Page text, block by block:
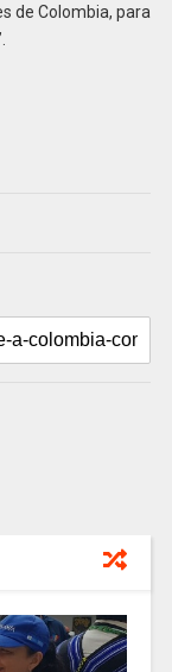
de Colombia, para